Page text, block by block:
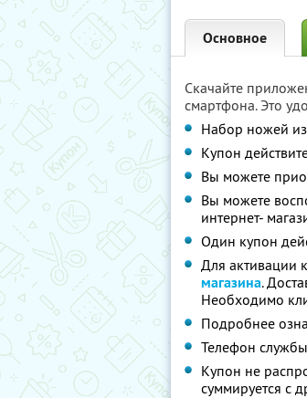
Основное
Скачайте
смартфона. Это
Набор ножей
Купон
Вы можете
Вы можете
интернет-
Один купон
Для активации
магазина.
Необходимо
Подробнее
Телефон
Купон не
суммируется с